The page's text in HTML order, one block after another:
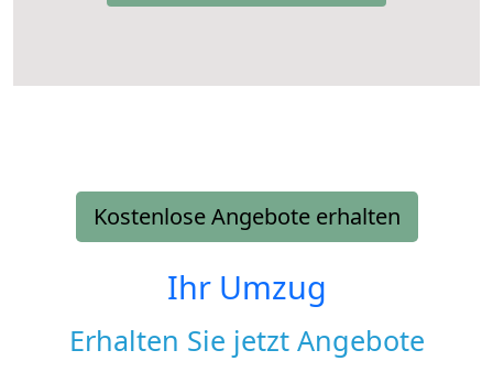
Kostenlose Angebote erhalten
Ihr Umzug
Erhalten Sie jetzt Angebote